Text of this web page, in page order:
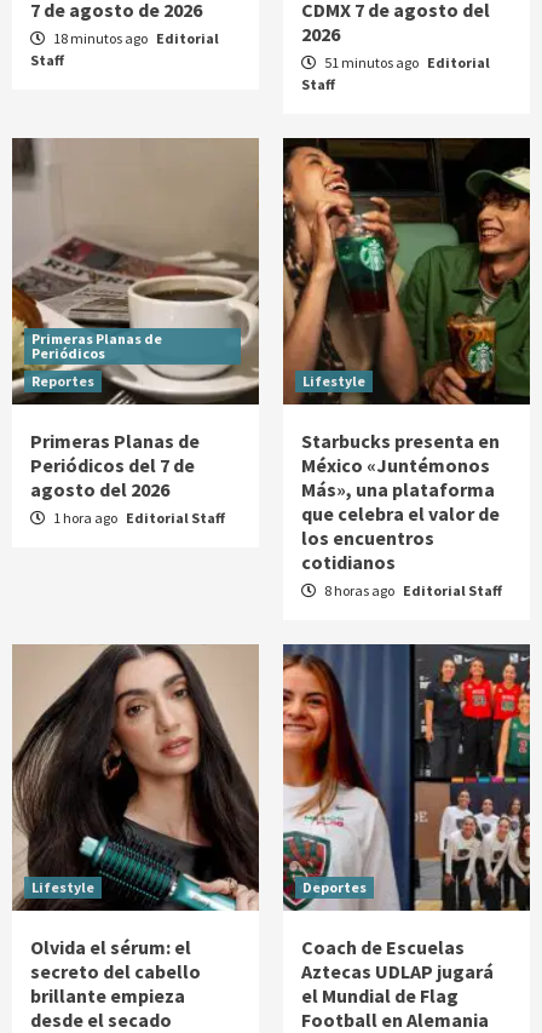
7 de agosto de 2026
18 minutos ago Editorial
Staff
CDMX 7 de agosto del
2026
51 minutos ago Editorial
Staff
Primeras Planas de
Periódicos
Reportes
Primeras Planas de
Periódicos del 7 de
agosto del 2026
1 hora ago Editorial Staff
Lifestyle
Starbucks presenta en
México «Juntémonos
Más», una plataforma
que celebra el valor de
los encuentros
cotidianos
8 horas ago Editorial Staff
Lifestyle
Olvida el sérum: el
secreto del cabello
brillante empieza
desde el secado
Deportes
Coach de Escuelas
Aztecas UDLAP jugará
el Mundial de Flag
Football en Alemania